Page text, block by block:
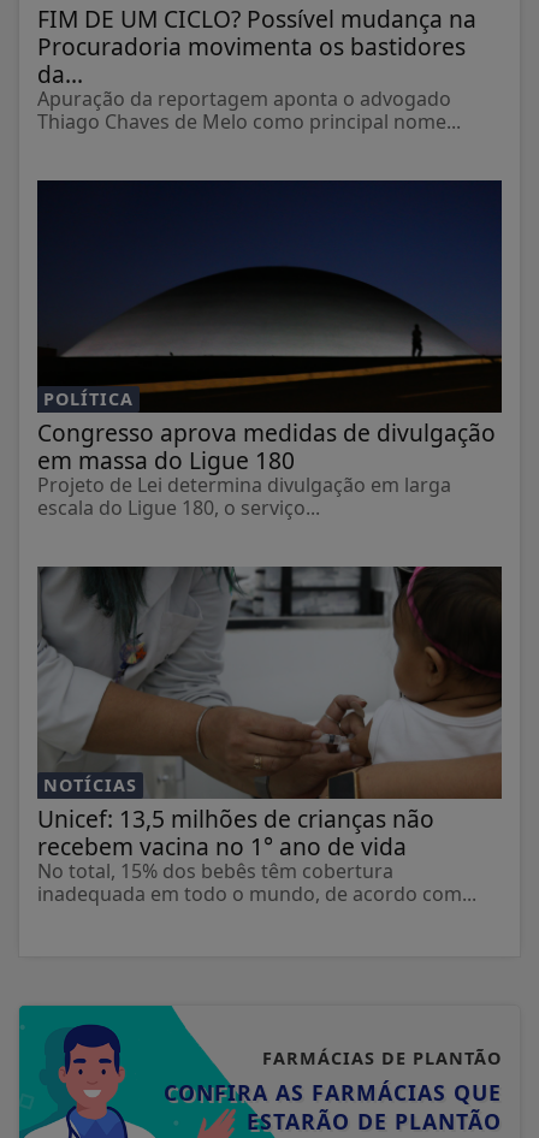
FIM DE UM CICLO? Possível mudança na
Procuradoria movimenta os bastidores
da...
Apuração da reportagem aponta o advogado
Thiago Chaves de Melo como principal nome...
POLÍTICA
Congresso aprova medidas de divulgação
em massa do Ligue 180
Projeto de Lei determina divulgação em larga
escala do Ligue 180, o serviço...
NOTÍCIAS
Unicef: 13,5 milhões de crianças não
recebem vacina no 1° ano de vida
No total, 15% dos bebês têm cobertura
inadequada em todo o mundo, de acordo com...
FARMÁCIAS DE PLANTÃO
CONFIRA AS FARMÁCIAS QUE
ESTARÃO DE PLANTÃO